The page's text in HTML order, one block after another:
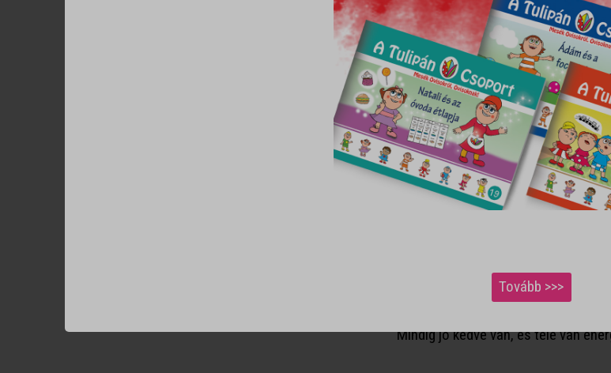
Dolly kedvenc játéka a
Sokszor előfordul, hogy megijed attól, amit nem ismer, de
Egyszerűen imádja a virágokat!
Mindig jó kedve van, és tele van
Tovább >>>